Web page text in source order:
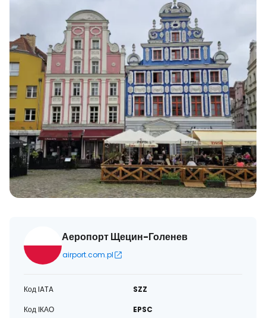
Аеропорт Щецин-Голенев
airport.com.pl
Код IATA
SZZ
Код ІКАО
EPSC
Продовжити з email